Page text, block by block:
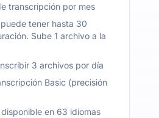
transcripción por mes
tener hasta 30
Sube 1 archivo a la
3 archivos por día
Basic (precisión
en 63 idiomas